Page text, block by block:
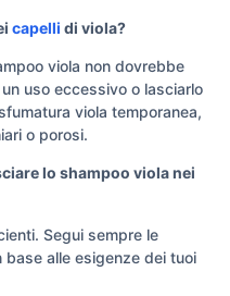
capelli di viola?
viola non dovrebbe
uso eccessivo o lasciarlo
viola temporanea,
o porosi.
lo shampoo viola nei
Segui sempre le
base alle esigenze dei tuoi